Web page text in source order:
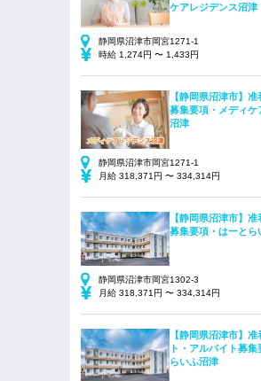
ケアレジデンス沼津
静岡県沼津市岡宮1271-1
時給 1,274円 〜 1,433円
【静岡県沼津市】
募集要項・メディケ
沼津
静岡県沼津市岡宮1271-1
月給 318,371円 〜 334,314円
【静岡県沼津市】
募集要項・はーとら
静岡県沼津市岡宮1302-3
月給 318,371円 〜 334,314円
【静岡県沼津市】
ト・アルバイト募集
らいふ沼津